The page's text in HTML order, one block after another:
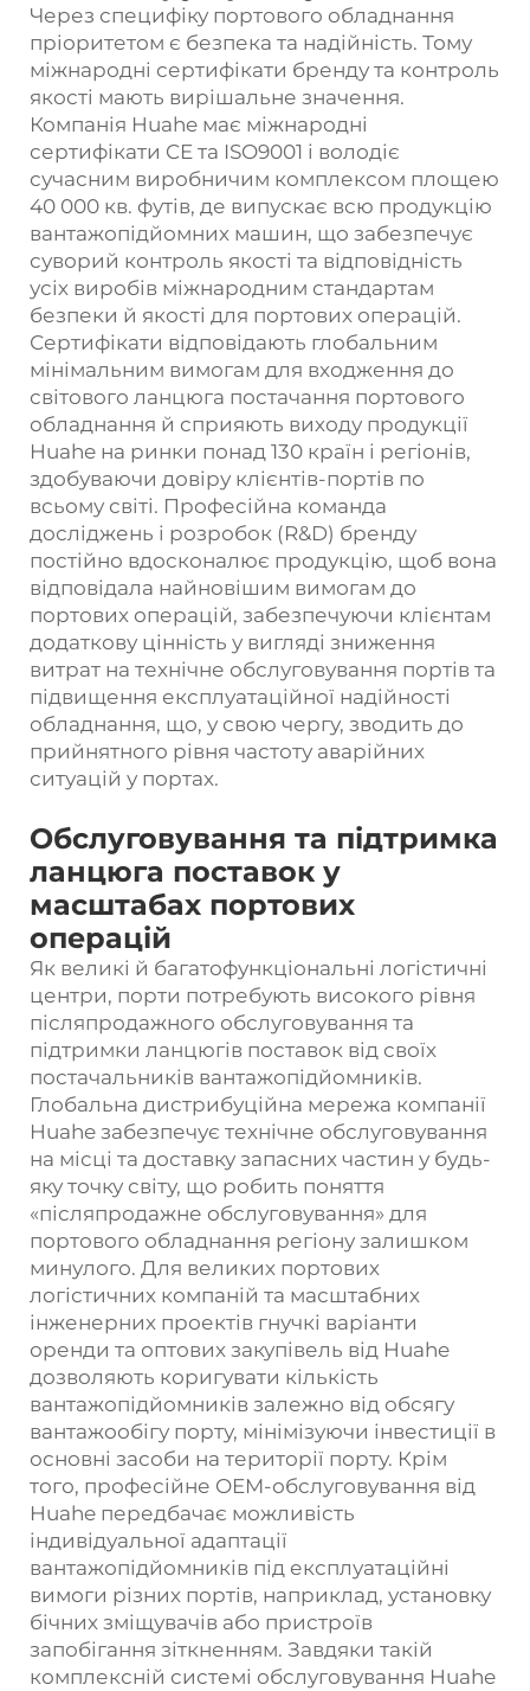
Через специфіку портового обладнання
пріоритетом є безпека та надійність. Тому
міжнародні сертифікати бренду та контроль
якості мають вирішальне значення.
Компанія Huahe має міжнародні
сертифікати CE та ISO9001 і володіє
сучасним виробничим комплексом площею
40 000 кв. футів, де випускає всю продукцію
вантажопідйомних машин, що забезпечує
суворий контроль якості та відповідність
усіх виробів міжнародним стандартам
безпеки й якості для портових операцій.
Сертифікати відповідають глобальним
мінімальним вимогам для входження до
світового ланцюга постачання портового
обладнання й сприяють виходу продукції
Huahe на ринки понад 130 країн і регіонів,
здобуваючи довіру клієнтів-портів по
всьому світі. Професійна команда
досліджень і розробок (R&D) бренду
постійно вдосконалює продукцію, щоб вона
відповідала найновішим вимогам до
портових операцій, забезпечуючи клієнтам
додаткову цінність у вигляді зниження
витрат на технічне обслуговування портів та
підвищення експлуатаційної надійності
обладнання, що, у свою чергу, зводить до
прийнятного рівня частоту аварійних
ситуацій у портах.
Обслуговування та підтримка
ланцюга поставок у
масштабах портових
операцій
Як великі й багатофункціональні логістичні
центри, порти потребують високого рівня
післяпродажного обслуговування та
підтримки ланцюгів поставок від своїх
постачальників вантажопідйомників.
Глобальна дистрибуційна мережа компанії
Huahe забезпечує технічне обслуговування
на місці та доставку запасних частин у будь-
яку точку світу, що робить поняття
«післяпродажне обслуговування» для
портового обладнання регіону залишком
минулого. Для великих портових
логістичних компаній та масштабних
інженерних проектів гнучкі варіанти
оренди та оптових закупівель від Huahe
дозволяють коригувати кількість
вантажопідйомників залежно від обсягу
вантажообігу порту, мінімізуючи інвестиції в
основні засоби на території порту. Крім
того, професійне OEM-обслуговування від
Huahe передбачає можливість
індивідуальної адаптації
вантажопідйомників під експлуатаційні
вимоги різних портів, наприклад, установку
бічних зміщувачів або пристроїв
запобігання зіткненням. Завдяки такій
комплексній системі обслуговування Huahe